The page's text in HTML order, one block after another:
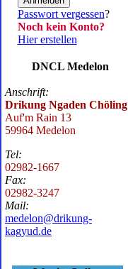
Passwort vergessen?
Noch kein Konto?
Hier erstellen
DNCL Medelon
Anschrift:
Drikung Ngaden Chöling
Auf'm Rain 13
59964 Medelon
Tel:
02982-1667
Fax:
02982-3247
Mail:
medelon@drikung-
kagyud.de